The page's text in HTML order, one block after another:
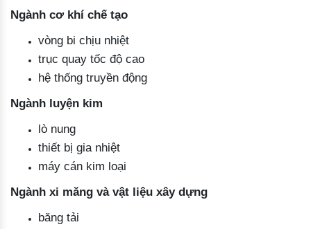
Ngành cơ khí chế tạo
vòng bi chịu nhiệt
trục quay tốc độ cao
hệ thống truyền động
Ngành luyện kim
lò nung
thiết bị gia nhiệt
máy cán kim loại
Ngành xi măng và vật liệu xây dựng
băng tải